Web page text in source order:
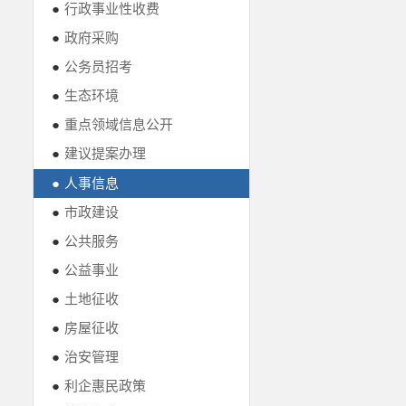
● 行政事业性收费
● 政府采购
● 公务员招考
● 生态环境
● 重点领域信息公开
● 建议提案办理
● 人事信息
● 市政建设
● 公共服务
● 公益事业
● 土地征收
● 房屋征收
● 治安管理
● 利企惠民政策